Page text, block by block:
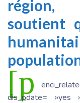
région,
soutient
[p
dis_pdate=